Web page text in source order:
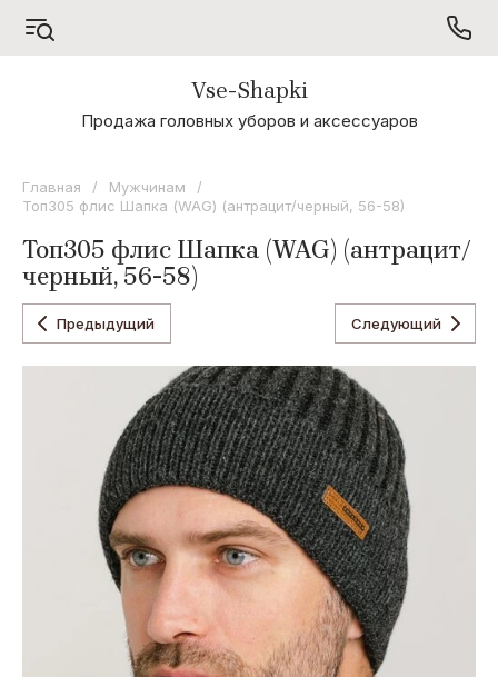
А - Я
Odyssey
Oxygon
Коллекция
Flamenco
Коллекция
Коллекция
Concept
Коллекция
Belleza
Vse-Shapki
Продажа головных уборов и аксессуаров
Главная / Мужчинам
/
Топ305 флис Шапка (WAG) (антрацит/черный, 56-58)
Топ305 флис Шапка (WAG) (антрацит/
черный, 56-58)
Предыдущий Следующий